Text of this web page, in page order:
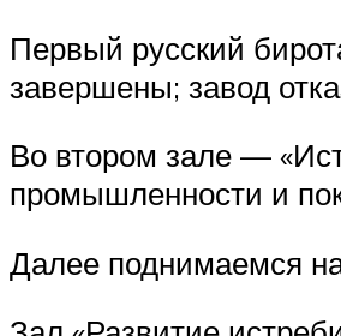
Первый русский
завершены; завод
Во втором зале —
промышленности и
Далее поднимаемся